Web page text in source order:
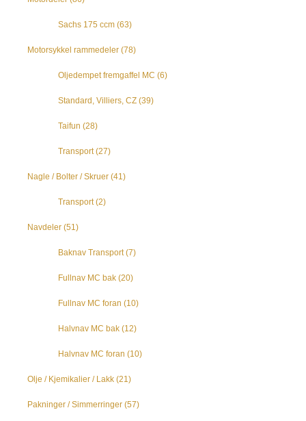
Sachs 175 ccm (63)
Motorsykkel rammedeler (78)
Oljedempet fremgaffel MC (6)
Standard, Villiers, CZ (39)
Taifun (28)
Transport (27)
Nagle / Bolter / Skruer (41)
Transport (2)
Navdeler (51)
Baknav Transport (7)
Fullnav MC bak (20)
Fullnav MC foran (10)
Halvnav MC bak (12)
Halvnav MC foran (10)
Olje / Kjemikalier / Lakk (21)
Pakninger / Simmerringer (57)